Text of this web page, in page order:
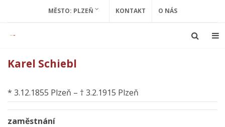
MĚSTO: PLZEŇ KONTAKT O NÁS
Karel Schiebl
* 3.12.1855 Plzeň – † 3.2.1915 Plzeň
zaměstnání